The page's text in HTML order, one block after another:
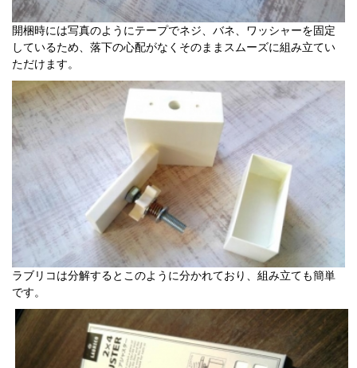
開梱時には写真のようにテープでネジ、バネ、ワッシャーを固定
しているため、落下の心配がなくそのままスムーズに組み立てい
ただけます。
ラブリコは分解するとこのように分かれており、組み立ても簡単
です。